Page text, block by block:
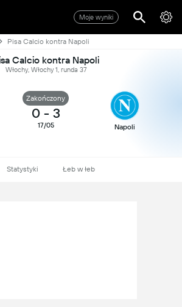
Moje wyniki
Pisa Calcio kontra Napoli
Calcio kontra Napoli
Włochy, Włochy 1, runda 37
Zakończony
0 - 3
17/05 Napoli
Statystyki Łeb w łeb